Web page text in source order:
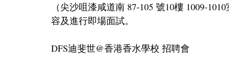
（尖沙咀漆咸道南 87-105 號10樓 1009-
容及進行即場面試。
DFS迪斐世@香港香水學校 招聘會